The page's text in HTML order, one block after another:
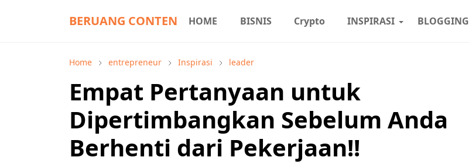
BERUANG CONTEN HOME BISNIS Crypto INSPIRASI BLOGGING
Home entrepreneur Inspirasi leader
Empat Pertanyaan untuk
Dipertimbangkan Sebelum Anda
Berhenti dari Pekerjaan!!